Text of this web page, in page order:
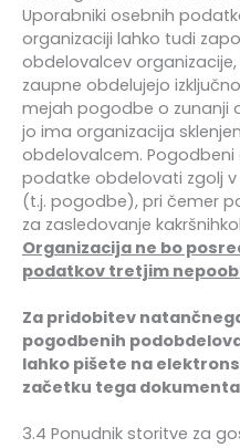
Uporabniki osebnih
organizaciji lahko tudi
obdelovalcev
zaupne obdelujejo
mejah pogodbe o zunanji
jo ima organizacija
obdelovalcem.
podatke obdelovati zgolj
(t.j. pogodbe), pri čemer
za zasledovanje
Organizacija ne bo
podatkov tretjim
Za pridobitev
pogodbenih
lahko pišete na
začetku tega
3.4 Ponudnik storitve za